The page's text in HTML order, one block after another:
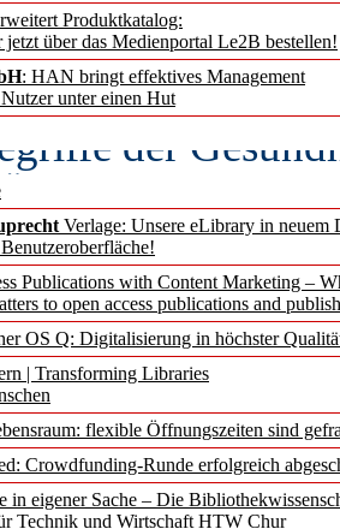
Produktkatalog:
jetzt über das Medienportal Le2B bestellen!
: HAN bringt effektives Management
unter einen Hut
Verlage: Unsere eLibrary in neuem
Publications with Content Marketing –
to open access publications and
OS Q: Digitalisierung in höchster
| Transforming Libraries
flexible Öffnungszeiten sind
Crowdfunding-Runde erfolgreich
in eigener Sache – Die
Technik und Wirtschaft HTW Chur
Intelligenz
verstehen
der
erscheinen